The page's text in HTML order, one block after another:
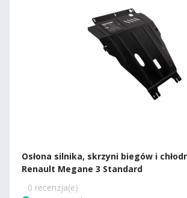
Osłona silnika, skrzyni biegów i
Renault Megane 3 Standard
0 recenzja(e)